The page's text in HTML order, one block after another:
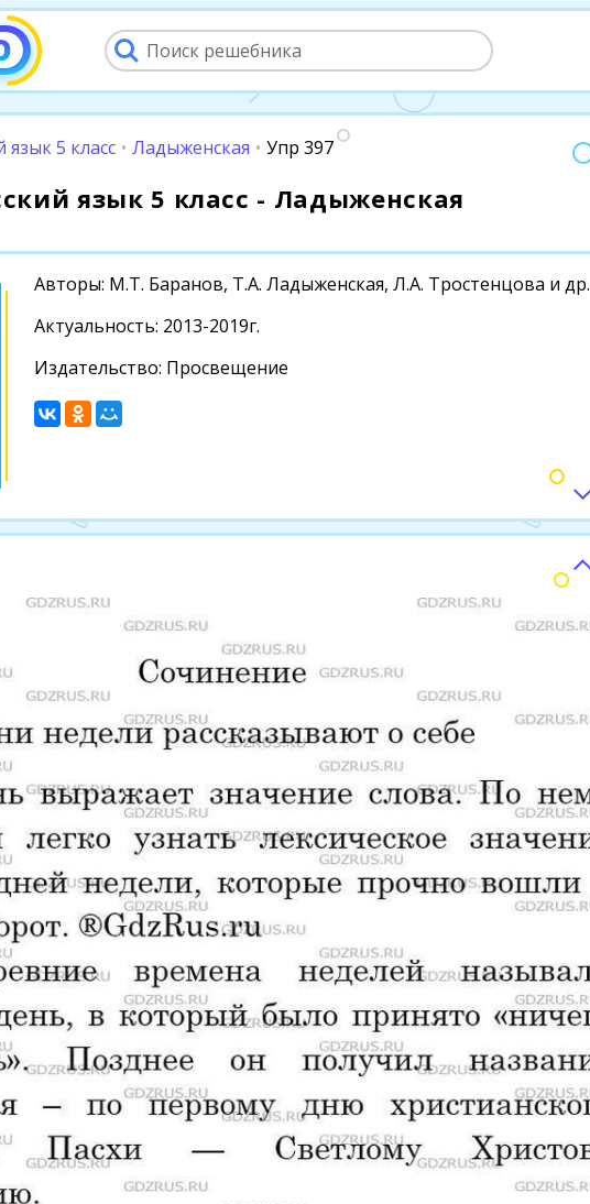
язык 5 класс • Ладыженская • Упр 397
язык 5 класс - Ладыженская
Авторы: М.Т. Баранов, Т.А. Ладыженская, Л.А. Тростенцова и др.
Актуальность: 2013-2019г.
Издательство: Просвещение